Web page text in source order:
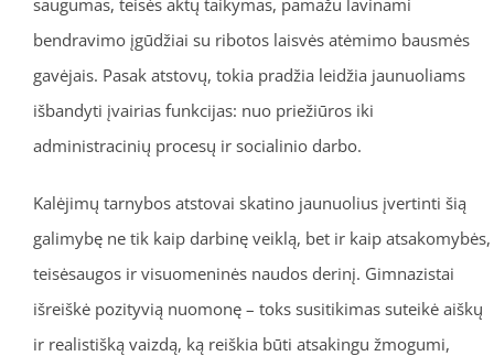
bendravimo įgūdžiai su ribotos laisvės atėmimo bausmės
gavėjais. Pasak atstovų, tokia pradžia leidžia jaunuoliams
išbandyti įvairias funkcijas: nuo priežiūros iki
administracinių procesų ir socialinio darbo.
Kalėjimų tarnybos atstovai skatino jaunuolius įvertinti šią
galimybę ne tik kaip darbinę veiklą, bet ir kaip atsakomybės,
teisėsaugos ir visuomeninės naudos derinį. Gimnazistai
išreiškė pozityvią nuomonę – toks susitikimas suteikė aiškų
ir realistišką vaizdą, ką reiškia būti atsakingu žmogumi,